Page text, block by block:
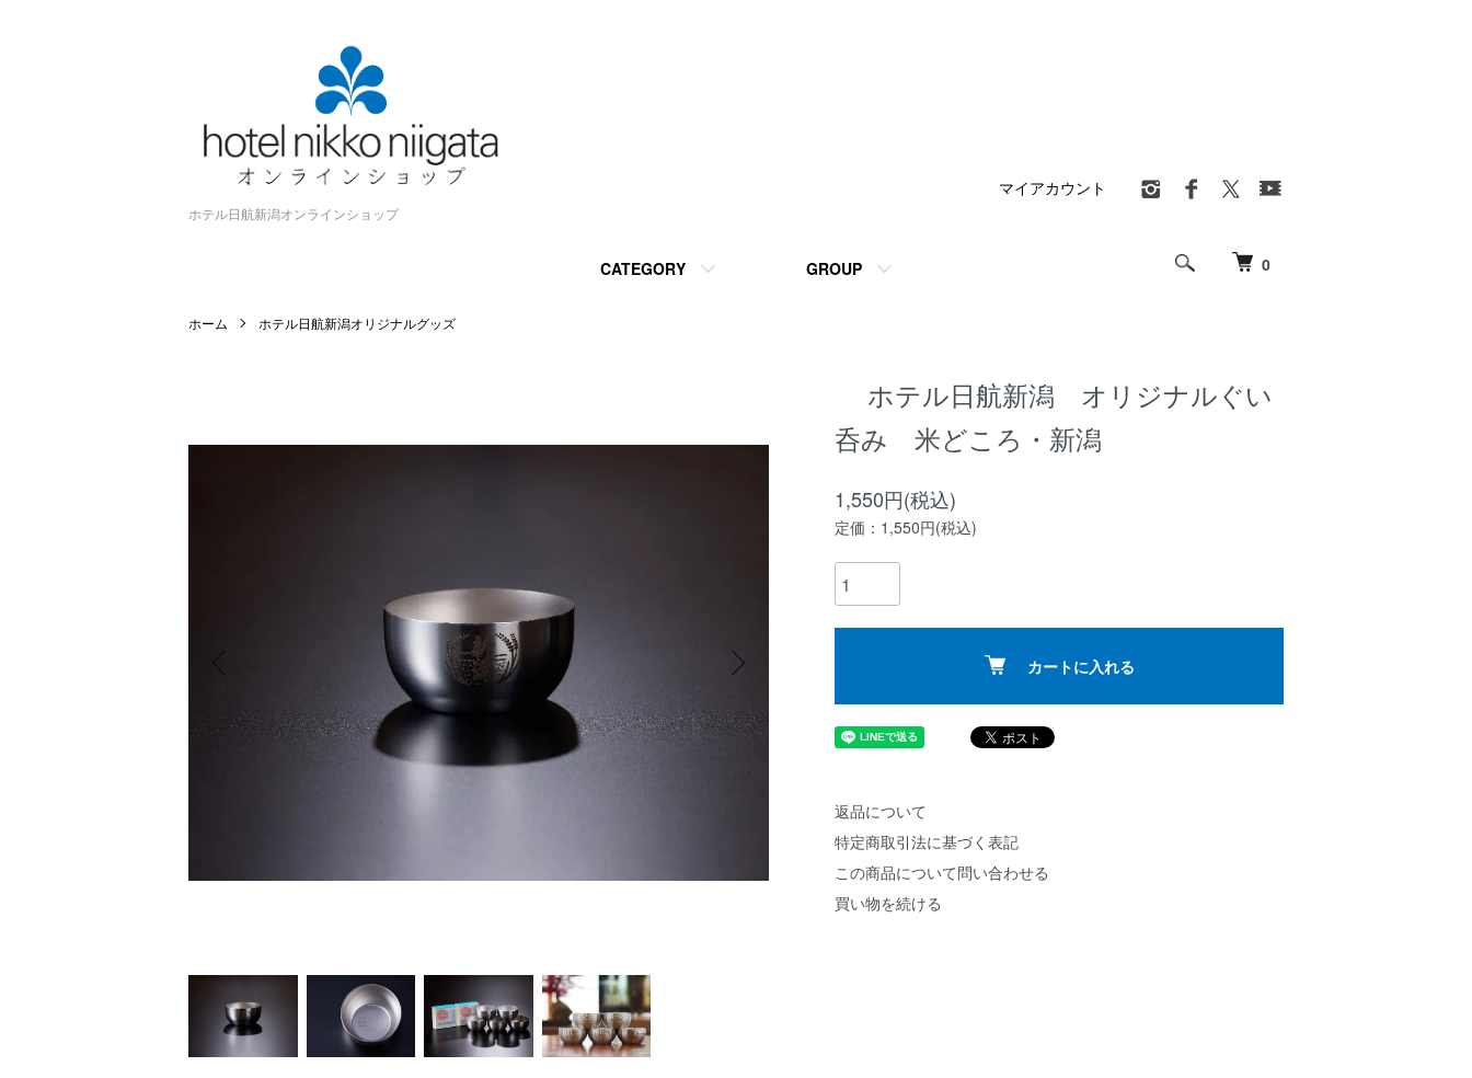
ホテル日航新潟オンラインショップ
0
CATEGORY GROUP
マイアカウント
ホーム ホテル日航新潟オリジナルグッズ
ホテル日航新潟 オリジナルぐい
呑み 米どころ・新潟
1,550円(税込)
定価：1,550円(税込)
カートに入れる
返品について
特定商取引法に基づく表記
この商品について問い合わせる
買い物を続ける